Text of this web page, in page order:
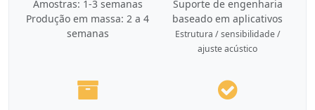
Amostras: 1-3 semanas
Produção em massa: 2 a 4
semanas
Suporte de engenharia
baseado em aplicativos
Estrutura / sensibilidade /
ajuste acústico